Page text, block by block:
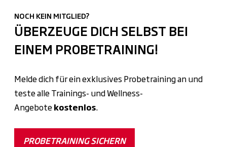
NOCH KEIN MITGLIED?
ÜBERZEUGE DICH SELBST BEI
EINEM PROBETRAINING!
Melde dich für ein exklusives Probetraining an und
teste alle Trainings- und Wellness-
Angebotekostenlos.
PROBETRAINING SICHERN